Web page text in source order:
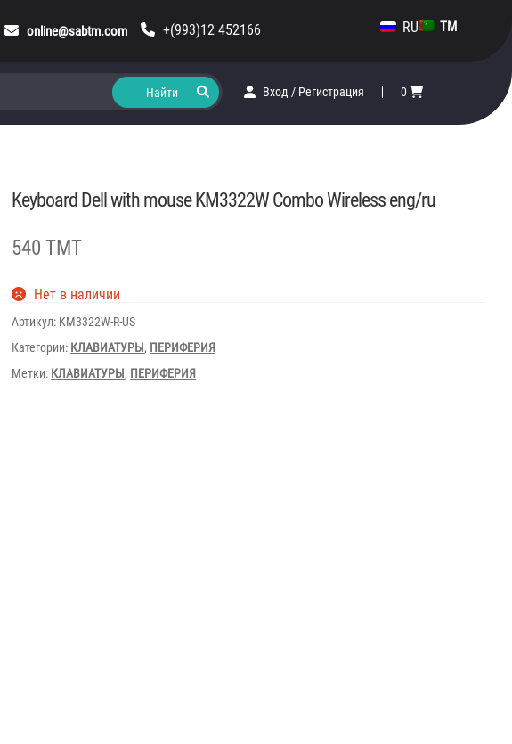
online@sabtm.com +(993)12 452166 RU TM
Вход / Регистрация 0
Keyboard Dell with mouse KM3322W Combo Wireless eng/ru
540 TMT
Нет в наличии
Артикул: KM3322W-R-US
Категории: КЛАВИАТУРЫ, ПЕРИФЕРИЯ
Метки: КЛАВИАТУРЫ, ПЕРИФЕРИЯ